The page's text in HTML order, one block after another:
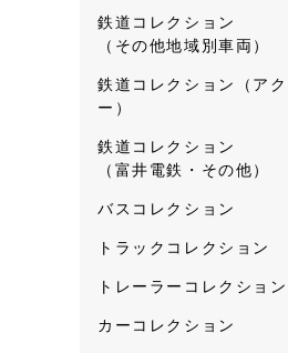
鉄道コレクション
（その他地域別車両）
鉄道コレクション（アク
ー）
鉄道コレクション
（富井電鉄・その他）
バスコレクション
トラックコレクション
トレーラーコレクション
カーコレクション